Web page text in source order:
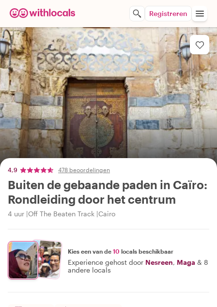
Registreren
4,9 478 beoordelingen
Buiten de gebaande paden in Caïro:
Rondleiding door het centrum
4 uur Off The Beaten Track Cairo
Kies een van de 10 locals beschikbaar
Experience gehost door Nesreen, Maga & 8
andere locals